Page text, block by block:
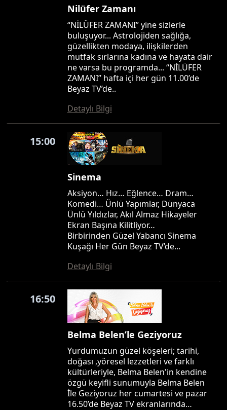
Nilüfer Zamanı
“NİLÜFER ZAMANI” yine sizlerle
buluşuyor... Astrolojiden sağlığa,
güzellikten modaya, ilişkilerden
mutfak sırlarına kadına ve hayata dair
ne varsa bu programda... “NİLÜFER
ZAMANI” hafta içi her gün 11.00’de
Beyaz TV’de..
Detaylı Bilgi
15:00
Sinema
Aksiyon… Hız… Eğlence… Dram…
Komedi… Ünlü Yapımlar, Dünyaca
Ünlü Yıldızlar, Akıl Almaz Hikayeler
Ekran Başına Kilitliyor…
Birbirinden Güzel Yabancı Sinema
Kuşağı Her Gün Beyaz TV’de...
Detaylı Bilgi
16:50
Belma Belen’le Geziyoruz
Yurdumuzun güzel köşeleri; tarihi,
doğası ,yöresel lezzetleri ve farklı
kültürleriyle, Belma Belen'in kendine
özgü keyifli sunumuyla Belma Belen
İle Geziyoruz her cumartesi ve pazar
16.50’de Beyaz TV ekranlarında…